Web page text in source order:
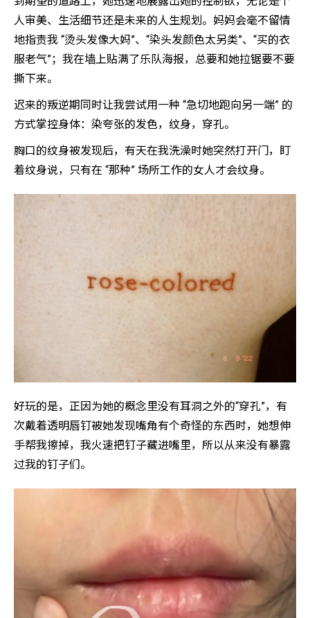
人审美、生活细节还是未来的人生规划。妈妈会毫不留情
地指责我 “烫头发像大妈”、“染头发颜色太另类”、“买的衣
服老气”；我在墙上贴满了乐队海报，总要和她拉锯要不要
撕下来。
迟来的叛逆期同时让我尝试用一种 “急切地跑向另一端” 的
方式掌控身体：染夸张的发色，纹身，穿孔。
胸口的纹身被发现后，有天在我洗澡时她突然打开门，盯
着纹身说，只有在 “那种” 场所工作的女人才会纹身。
好玩的是，正因为她的概念里没有耳洞之外的“穿孔”，有
次戴着透明唇钉被她发现嘴角有个奇怪的东西时，她想伸
手帮我擦掉，我火速把钉子藏进嘴里，所以从来没有暴露
过我的钉子们。